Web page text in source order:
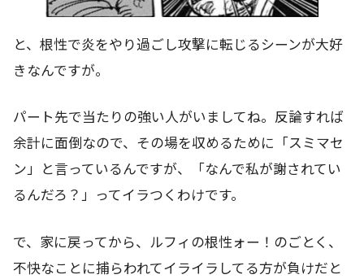
と、根性で炎をやり過ごし攻撃に転じるシーンが大好
きなんですが。
パート先で当たりの強い人がいましてね。反論すれば
余計に面倒なので、その場を収めるために「スミマセ
ン」と言っているんですが、「なんで私が謝されてい
るんだろ？」ってイラつくわけです。
で、家に戻ってから、ルフィの根性ォー！のごとく、
不快なことに捕らわれてイライラしてる方が負けだと